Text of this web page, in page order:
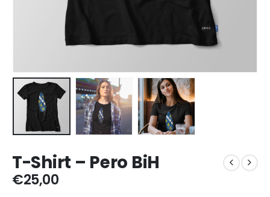
T-Shirt – Pero BiH
€25,00